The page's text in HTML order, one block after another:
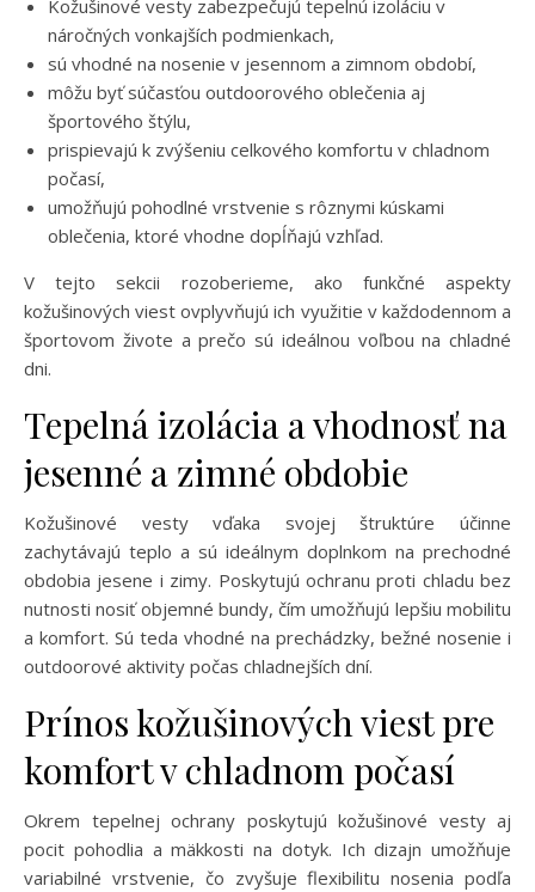
Kožušinové vesty zabezpečujú tepelnú izoláciu v
náročných vonkajších podmienkach,
sú vhodné na nosenie v jesennom a zimnom období,
môžu byť súčasťou outdoorového oblečenia aj
športového štýlu,
prispievajú k zvýšeniu celkového komfortu v chladnom
počasí,
umožňujú pohodlné vrstvenie s rôznymi kúskami
oblečenia, ktoré vhodne dopĺňajú vzhľad.
V tejto sekcii rozoberieme, ako funkčné aspekty
kožušinových viest ovplyvňujú ich využitie v každodennom a
športovom živote a prečo sú ideálnou voľbou na chladné
dni.
Tepelná izolácia a vhodnosť na
jesenné a zimné obdobie
Kožušinové vesty vďaka svojej štruktúre účinne
zachytávajú teplo a sú ideálnym doplnkom na prechodné
obdobia jesene i zimy. Poskytujú ochranu proti chladu bez
nutnosti nosiť objemné bundy, čím umožňujú lepšiu mobilitu
a komfort. Sú teda vhodné na prechádzky, bežné nosenie i
outdoorové aktivity počas chladnejších dní.
Prínos kožušinových viest pre
komfort v chladnom počasí
Okrem tepelnej ochrany poskytujú kožušinové vesty aj
pocit pohodlia a mäkkosti na dotyk. Ich dizajn umožňuje
variabilné vrstvenie, čo zvyšuje flexibilitu nosenia podľa